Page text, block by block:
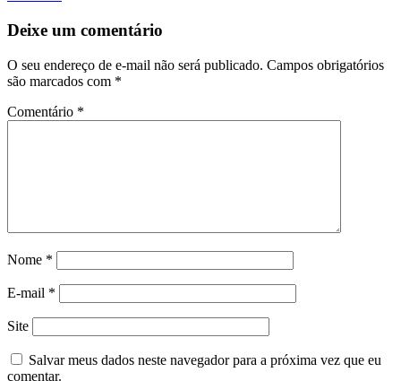
Deixe um comentário
O seu endereço de e-mail não será publicado. Campos obrigatórios
são marcados com *
Comentário *
Nome *
E-mail *
Site
Salvar meus dados neste navegador para a próxima vez que eu
comentar.